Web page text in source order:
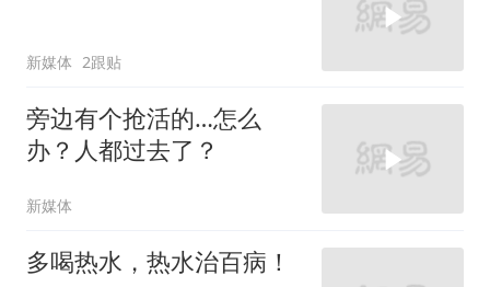
新媒体 2跟贴
旁边有个抢活的…怎么
办？人都过去了？
新媒体
多喝热水，热水治百病！